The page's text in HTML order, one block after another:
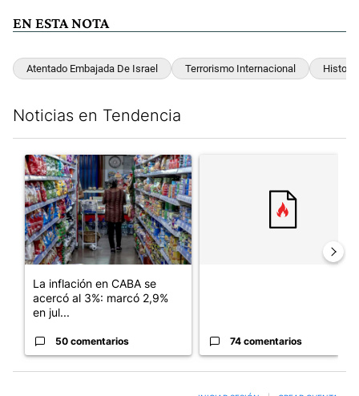
EN ESTA NOTA
Atentado Embajada De Israel Terrorismo Internacional
Noticias en Tendencia
Un artículo de tendencia con el título "La inflación en CABA se
La inflación en CABA se
acercó al 3%: marcó 2,9%
en jul...
50 comentarios 74 comentarios